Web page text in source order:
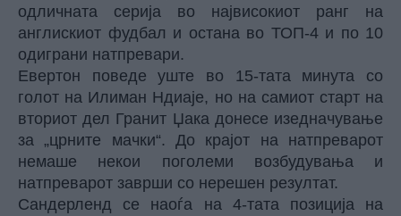
одличната серија во највисокиот ранг на
англискиот фудбал и остана во ТОП-4 и по 10
одиграни натпревари.
Евертон поведе уште во 15-тата минута со
голот на Илиман Ндиаје, но на самиот старт на
вториот дел Гранит Џака донесе изедначување
за „црните мачки“. До крајот на натпреварот
немаше некои поголеми возбудувања и
натпреварот заврши со нерешен резултат.
Сандерленд се наоѓа на 4-тата позиција на